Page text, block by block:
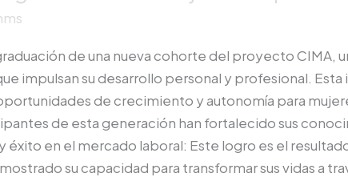
de una nueva cohorte del proyecto CIMA,
impulsan su desarrollo personal y profesional.
de crecimiento y autonomía para
de esta generación han fortalecido sus
éxito en el mercado laboral: Este logro es el
su capacidad para transformar sus vidas a